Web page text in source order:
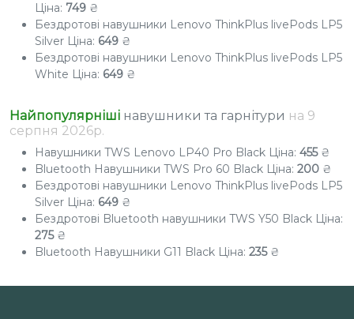
Ціна: 749 ₴
Бездротові навушники Lenovo ThinkPlus livePods LP5
Silver Ціна: 649 ₴
Бездротові навушники Lenovo ThinkPlus livePods LP5
White Ціна: 649 ₴
Найпопулярніші навушники та гарнітури на 9
серпня 2026р.
Навушники TWS Lenovo LP40 Pro Black Ціна: 455 ₴
Bluetooth Навушники TWS Pro 60 Black Ціна: 200 ₴
Бездротові навушники Lenovo ThinkPlus livePods LP5
Silver Ціна: 649 ₴
Бездротові Bluetooth навушники TWS Y50 Black Ціна:
275 ₴
Bluetooth Навушники G11 Black Ціна: 235 ₴